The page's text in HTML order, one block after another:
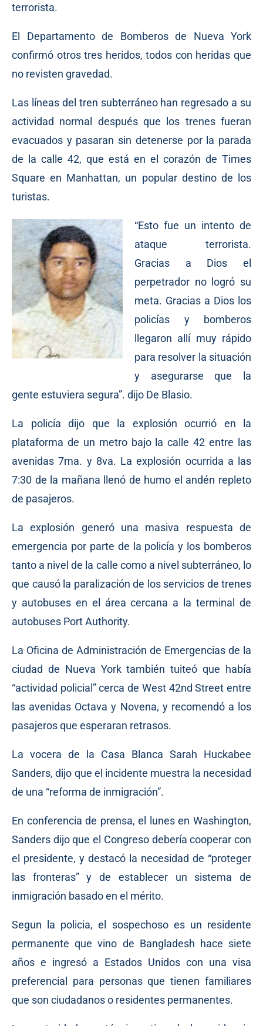
terrorista.
El Departamento de Bomberos de Nueva York
confirmó otros tres heridos, todos con heridas que
no revisten gravedad.
Las líneas del tren subterráneo han regresado a su
actividad normal después que los trenes fueran
evacuados y pasaran sin detenerse por la parada
de la calle 42, que está en el corazón de Times
Square en Manhattan, un popular destino de los
turistas.
“Esto fue un intento de
ataque terrorista.
Gracias a Dios el
perpetrador no logró su
meta. Gracias a Dios los
policías y bomberos
llegaron allí muy rápido
para resolver la situación
y asegurarse que la
gente estuviera segura”. dijo De Blasio.
La policía dijo que la explosión ocurrió en la
plataforma de un metro bajo la calle 42 entre las
avenidas 7ma. y 8va. La explosión ocurrida a las
7:30 de la mañana llenó de humo el andén repleto
de pasajeros.
La explosión generó una masiva respuesta de
emergencia por parte de la policía y los bomberos
tanto a nivel de la calle como a nivel subterráneo, lo
que causó la paralización de los servicios de trenes
y autobuses en el área cercana a la terminal de
autobuses Port Authority.
La Oficina de Administración de Emergencias de la
ciudad de Nueva York también tuiteó que había
“actividad policial” cerca de West 42nd Street entre
las avenidas Octava y Novena, y recomendó a los
pasajeros que esperaran retrasos.
La vocera de la Casa Blanca Sarah Huckabee
Sanders, dijo que el incidente muestra la necesidad
de una “reforma de inmigración”.
En conferencia de prensa, el lunes en Washington,
Sanders dijo que el Congreso debería cooperar con
el presidente, y destacó la necesidad de “proteger
las fronteras” y de establecer un sistema de
inmigración basado en el mérito.
Segun la policia, el sospechoso es un residente
permanente que vino de Bangladesh hace siete
años e ingresó a Estados Unidos con una visa
preferencial para personas que tienen familiares
que son ciudadanos o residentes permanentes.